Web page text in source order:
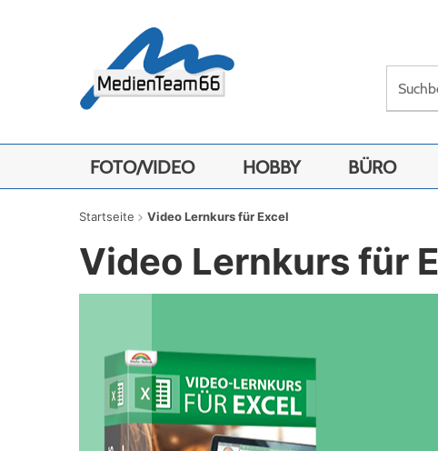
FOTO/VIDEO HOBBY BÜRO
Startseite Video Lernkurs für Excel
Video Lernkurs für